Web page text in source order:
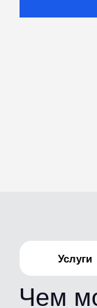
испытаний